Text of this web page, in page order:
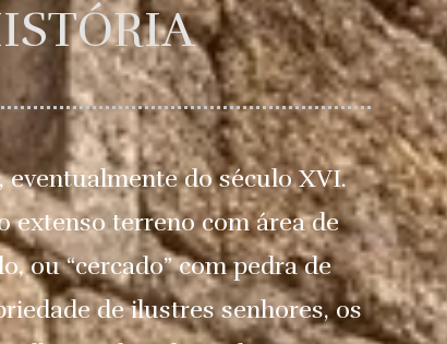
eventualmente do século XVI.
extenso terreno com área de
ou “cercado” com pedra de
de ilustres senhores, os